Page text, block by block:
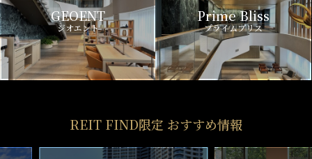
GEOENT
ジオエント
Prime Bliss
プライムブリス
REIT FIND限定 おすすめ情報